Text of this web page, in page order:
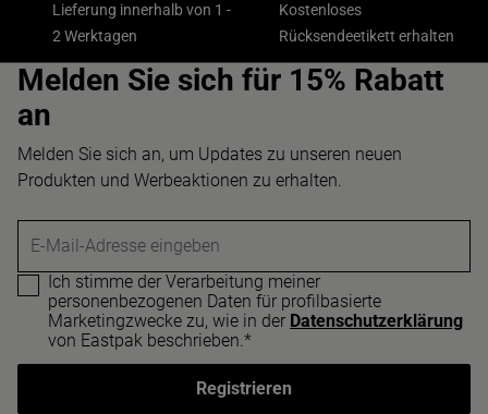
Lieferung innerhalb von 1 -
2 Werktagen
Kostenloses
Rücksendeetikett erhalten
Melden Sie sich für 15% Rabatt
an
Melden Sie sich an, um Updates zu unseren neuen
Produkten und Werbeaktionen zu erhalten.
E-Mail-Adresse eingeben
Ich stimme der Verarbeitung meiner
personenbezogenen Daten für profilbasierte
Marketingzwecke zu, wie in der Datenschutzerklärung
von Eastpak beschrieben.*
Registrieren